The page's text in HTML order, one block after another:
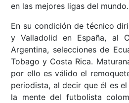
en las mejores ligas del mundo.
En su condición de técnico
y Valladolid en España, al
Argentina, selecciones de
Tobago y Costa Rica.
por ello es válido el
periodista, al decir que él es
la mente del futbolista